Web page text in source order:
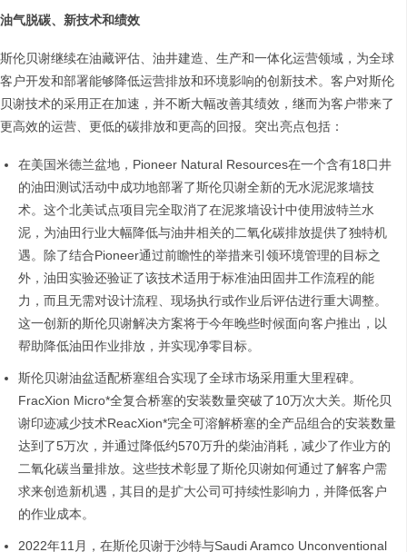
油气脱碳、新技术和绩效
斯伦贝谢继续在油藏评估、油井建造、生产和一体化运营领域，为全球
客户开发和部署能够降低运营排放和环境影响的创新技术。客户对斯伦
贝谢技术的采用正在加速，并不断大幅改善其绩效，继而为客户带来了
更高效的运营、更低的碳排放和更高的回报。突出亮点包括：
在美国米德兰盆地，Pioneer Natural Resources在一个含有18口井
的油田测试活动中成功地部署了斯伦贝谢全新的无水泥泥浆墙技
术。这个北美试点项目完全取消了在泥浆墙设计中使用波特兰水
泥，为油田行业大幅降低与油井相关的二氧化碳排放提供了独特机
遇。除了结合Pioneer通过前瞻性的举措来引领环境管理的目标之
外，油田实验还验证了该技术适用于标准油田固井工作流程的能
力，而且无需对设计流程、现场执行或作业后评估进行重大调整。
这一创新的斯伦贝谢解决方案将于今年晚些时候面向客户推出，以
帮助降低油田作业排放，并实现净零目标。
斯伦贝谢油盆适配桥塞组合实现了全球市场采用重大里程碑。
FracXion Micro*全复合桥塞的安装数量突破了10万次大关。斯伦贝
谢印迹减少技术ReacXion*完全可溶解桥塞的全产品组合的安装数量
达到了5万次，并通过降低约570万升的柴油消耗，减少了作业方的
二氧化碳当量排放。这些技术彰显了斯伦贝谢如何通过了解客户需
求来创造新机遇，其目的是扩大公司可持续性影响力，并降低客户
的作业成本。
2022年11月，在斯伦贝谢于沙特与Saudi Aramco Unconventional